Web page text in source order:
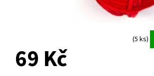
(5 ks)
69 Kč